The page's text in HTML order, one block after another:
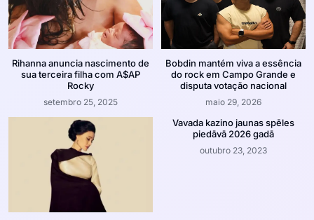
Rihanna anuncia nascimento de
sua terceira filha com A$AP
Rocky
setembro 25, 2025
Bobdin mantém viva a essência
do rock em Campo Grande e
disputa votação nacional
maio 29, 2026
Vavada kazino jaunas spēles
piedāvā 2026 gadā
outubro 23, 2023